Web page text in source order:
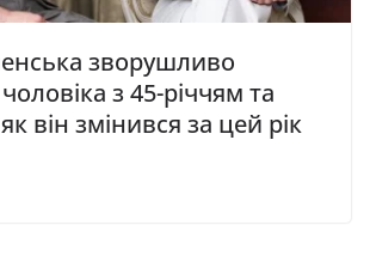
зворушливо
з 45-річчям та
він змінився за цей рік